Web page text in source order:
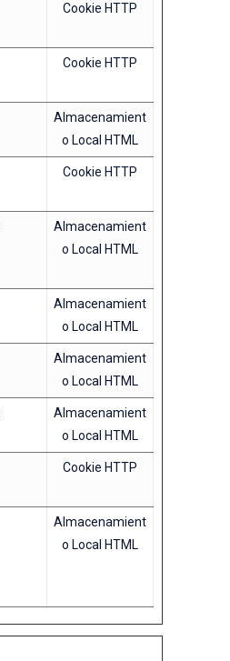
Cookie HTTP
Cookie HTTP
Almacenamient
o Local HTML
Cookie HTTP
Almacenamient
o Local HTML
Almacenamient
o Local HTML
Almacenamient
o Local HTML
Almacenamient
o Local HTML
Cookie HTTP
Almacenamient
o Local HTML